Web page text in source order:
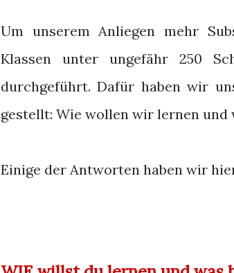
Um unserem Anliegen mehr
Klassen unter ungefähr 250
durchgeführt. Dafür haben wir
gestellt: Wie wollen wir lernen und
Einige der Antworten haben wir